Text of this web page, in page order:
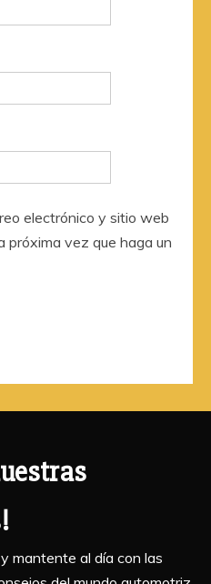
electrónico y sitio web
próxima vez que haga un
mantente al día con las